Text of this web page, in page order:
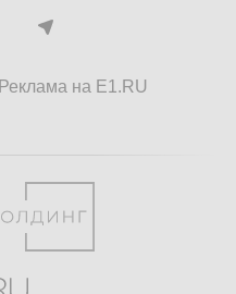
Реклама на E1.RU